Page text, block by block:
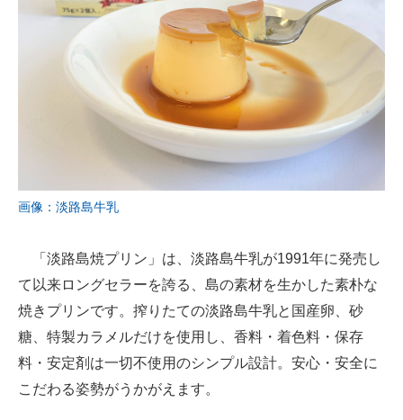
画像：淡路島牛乳
「淡路島焼プリン」は、淡路島牛乳が1991年に発売し
て以来ロングセラーを誇る、島の素材を生かした素朴な
焼きプリンです。搾りたての淡路島牛乳と国産卵、砂
糖、特製カラメルだけを使用し、香料・着色料・保存
料・安定剤は一切不使用のシンプル設計。安心・安全に
こだわる姿勢がうかがえます。